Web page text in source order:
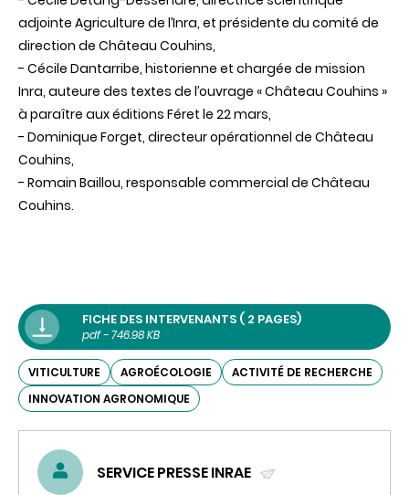
adjointe Agriculture de l’Inra, et présidente du comité de
direction de Château Couhins,
- Cécile Dantarribe, historienne et chargée de mission
Inra, auteure des textes de l’ouvrage « Château Couhins »
à paraître aux éditions Féret le 22 mars,
- Dominique Forget, directeur opérationnel de Château
Couhins,
- Romain Baillou, responsable commercial de Château
Couhins.
FICHE DES INTERVENANTS ( 2 PAGES)
pdf - 746.98 KB
VITICULTURE AGROÉCOLOGIE
ACTIVITÉ DE RECHERCHE
INNOVATION AGRONOMIQUE
SERVICE PRESSE INRAE